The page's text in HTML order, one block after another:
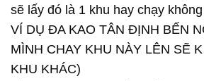
sẽ lấy đó là 1 khu hay chạy
VÍ DỤ ĐA KAO TÂN ĐỊNH BẾN
MÌNH CHAY KHU NÀY LÊN SẼ
KHU KHÁC)